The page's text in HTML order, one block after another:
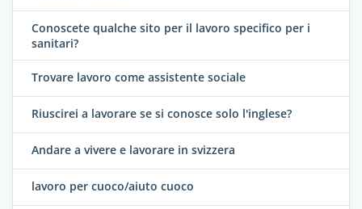
Conoscete qualche sito per il lavoro specifico per i
sanitari?
Trovare lavoro come assistente sociale
Riuscirei a lavorare se si conosce solo l'inglese?
Andare a vivere e lavorare in svizzera
lavoro per cuoco/aiuto cuoco